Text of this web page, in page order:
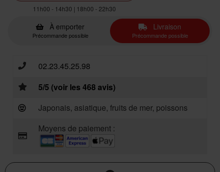
11h00 - 14h30 | 18h00 - 22h30
À emporter
Précommande possible
Livraison
Précommande possible
02.23.45.25.98
5/5 (voir les 468 avis)
Japonais, asiatique, fruits de mer, poissons
Moyens de paiement :